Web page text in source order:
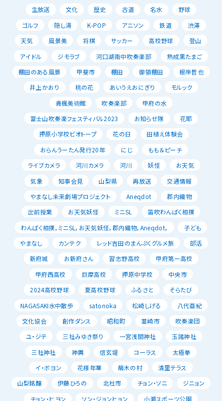
生放送
文化 歴史 古道 名水
野球
ゴルフ
隠し湯 K-POP アニソン 鉄道
渋滞
天気
風景美 将棋 サッカー 高校野球
登山
アイドル
ジモラブ 河口湖南中吹奏楽部
熟成黒たまご
棚田のある風景
甲斐市 棚田 御領棚田
根岸哲也
井上かおり
桃の花 あいうえおにぎり
モルック
青楓美術館
吹奏楽部
甲府の水
富士山吹奏楽フェスティバル2023
お知らせ隊
花耶
押原小学校ビオトープ
花の日
田植え体験会
おらんうーたん発行20年
にじ
もも＆ピーチ
ライブカメラ
河川カメラ 河川 妖怪
お天気
気象
知事会見 山梨県 再放送
交通情報
やまなし未来劇場プロジェクト
Aneqdot
郡内織物
出前授業
お天気妖怪 ミニSL
笛吹わんぱく相撲
わんぱく相撲，ミニSL，お天気妖怪，郡内織物，Aneqdot，
子ども
やまなし
カンテク レッド吉田のまんぷくグルメ旅
部活
新府城
お新府さん 習志野高校
甲府第一高校
甲府西高校
巨摩高校 押原中学校
中央市
2024高校野球
夏高校野球 ふるさと
そらたび
NAGASAKI水中散歩
satonoka 松崎しげる
八代亜紀
文化協会
創作ダンス 昭和町 韮崎市
吹奏楽団
ユ・ジテ
三社みゆき祭り 一宮浅間神社
玉諸神社
三社神社
神輿 信玄堤 コーラス
太極拳
イ・ボヨン
花様年華 萌木の村
清里テラス
山梨銘醸
伊藤ひろの 北杜市 チョン・ソニ
ジニョン
チョン・ヒヨン
ソン・ジョンヒョン 小瀬スポーツ公園